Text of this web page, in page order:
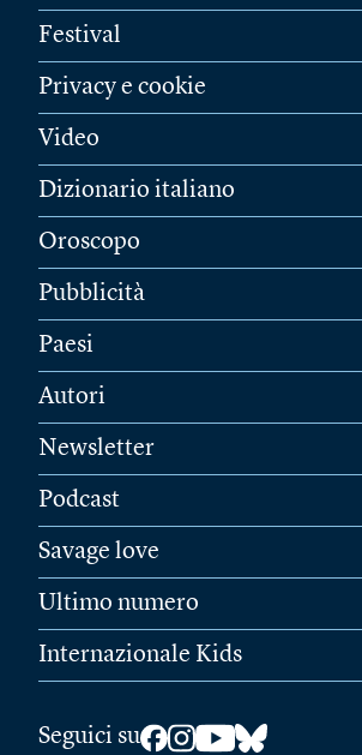
Festival
Privacy e cookie
Video
Dizionario italiano
Oroscopo
Pubblicità
Paesi
Autori
Newsletter
Podcast
Savage love
Ultimo numero
Internazionale Kids
Seguici su